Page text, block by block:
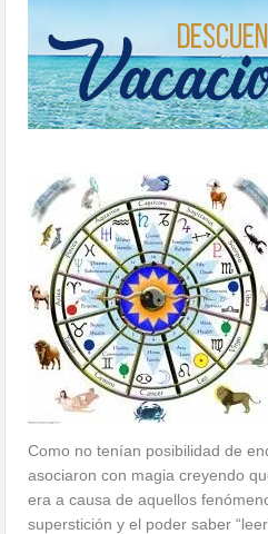
Como no tenían posibilidad de
asociaron con magia creyendo
era a causa de aquellos
superstición y el poder saber